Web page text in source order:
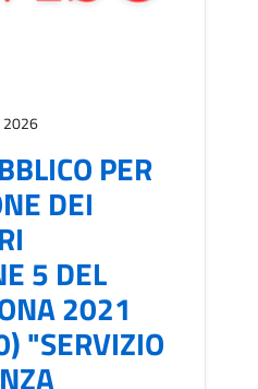
2026
PER
DEI
5 DEL
2021
"SERVIZIO